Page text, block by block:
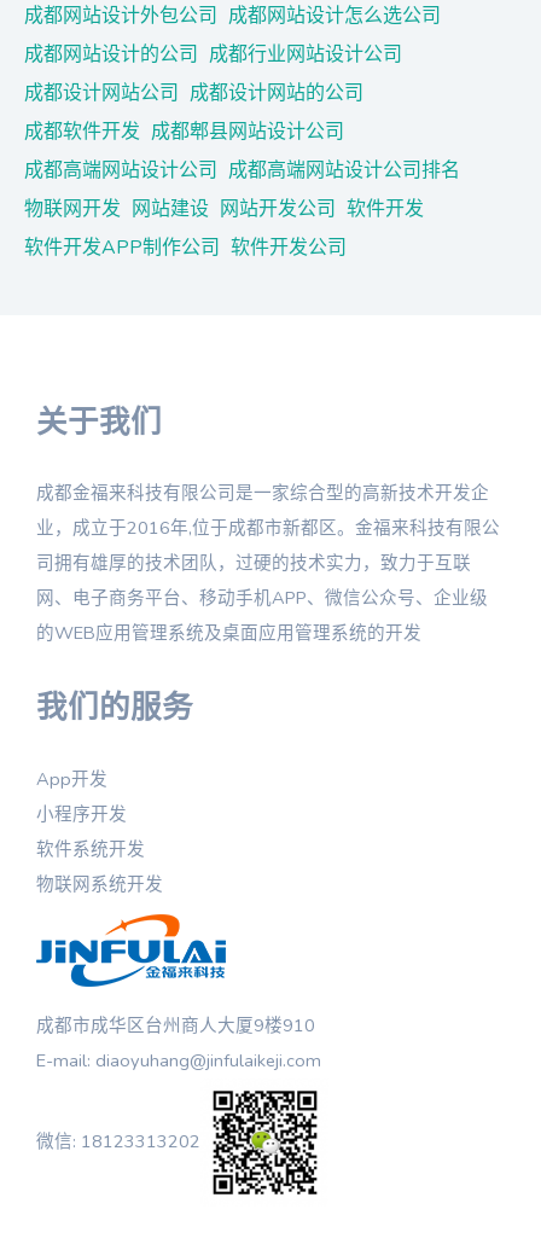
成都网站设计外包公司 成都网站设计怎么选公司
成都网站设计的公司 成都行业网站设计公司
成都设计网站公司 成都设计网站的公司
成都软件开发 成都郫县网站设计公司
成都高端网站设计公司 成都高端网站设计公司排名
物联网开发 网站建设 网站开发公司 软件开发
软件开发APP制作公司 软件开发公司
关于我们
成都金福来科技有限公司是一家综合型的高新技术开发企
业，成立于2016年,位于成都市新都区。金福来科技有限公
司拥有雄厚的技术团队，过硬的技术实力，致力于互联
网、电子商务平台、移动手机APP、微信公众号、企业级
的WEB应用管理系统及桌面应用管理系统的开发
我们的服务
App开发
小程序开发
软件系统开发
物联网系统开发
成都市成华区台州商人大厦9楼910
E-mail: diaoyuhang@jinfulaikeji.com
微信: 18123313202